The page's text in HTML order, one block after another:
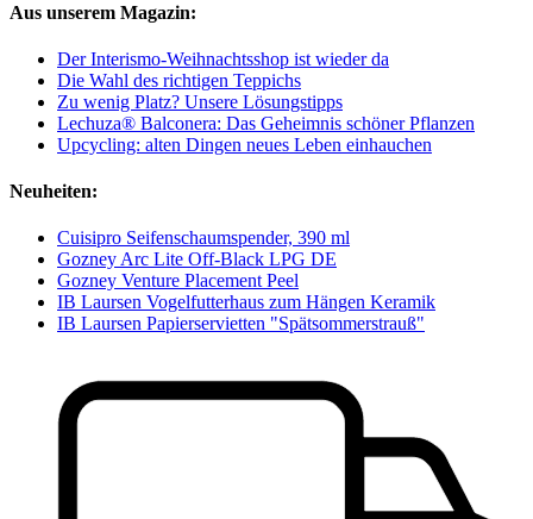
Aus unserem Magazin:
Der Interismo-Weihnachtsshop ist wieder da
Die Wahl des richtigen Teppichs
Zu wenig Platz? Unsere Lösungstipps
Lechuza® Balconera: Das Geheimnis schöner Pflanzen
Upcycling: alten Dingen neues Leben einhauchen
Neuheiten:
Cuisipro Seifenschaumspender, 390 ml
Gozney Arc Lite Off-Black LPG DE
Gozney Venture Placement Peel
IB Laursen Vogelfutterhaus zum Hängen Keramik
IB Laursen Papierservietten "Spätsommerstrauß"